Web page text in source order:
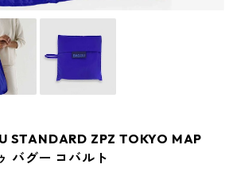
STANDARD ZPZ TOKYO MAP
バグー コバルト